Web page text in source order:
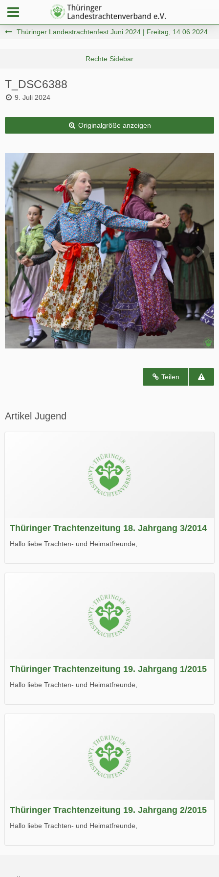
Thüringer Landestrachtenfest Juni 2024 | Freitag, 14.06.2024
T_DSC6388
9. Juli 2024
Originalgröße anzeigen
Teilen
Artikel Jugend
Thüringer Trachtenzeitung 18. Jahrgang 3/2014
Hallo liebe Trachten- und Heimatfreunde,
Wir wünschen Euch viel Spaß beim Lesen.
Thüringer Trachtenzeitung 19. Jahrgang 1/2015
Hallo liebe Trachten- und Heimatfreunde,
Wir wünschen Euch viel Spaß beim Lesen.
Thüringer Trachtenzeitung 19. Jahrgang 2/2015
Hallo liebe Trachten- und Heimatfreunde,